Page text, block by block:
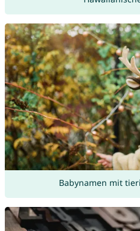
Babynamen mit